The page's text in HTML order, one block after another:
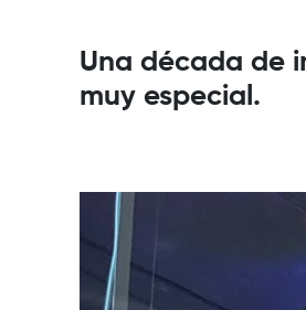
Una década de
muy especial.